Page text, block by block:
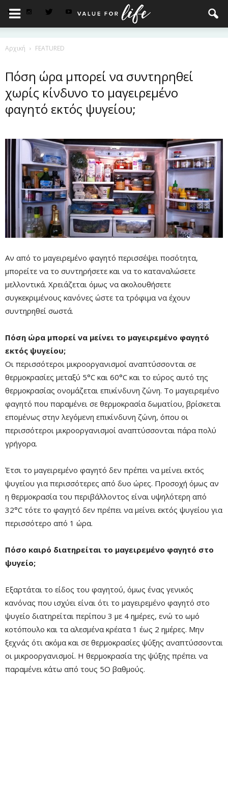
Αρχική FEATURED
Πόση ώρα μπορεί να συντηρηθεί
χωρίς κίνδυνο το μαγειρεμένο
φαγητό εκτός ψυγείου;
Αν από το μαγειρεμένο φαγητό περισσέψει ποσότητα,
μπορείτε να το συντηρήσετε και να το καταναλώσετε
μελλοντικά. Χρειάζεται όμως να ακολουθήσετε
συγκεκριμένους κανόνες ώστε τα τρόφιμα να έχουν
συντηρηθεί σωστά.
Πόση ώρα μπορεί να μείνει το μαγειρεμένο φαγητό
εκτός ψυγείου;
Remaining
Time
-0:00
Mute
Οι περισσότεροι μικροοργανισμοί αναπτύσσονται σε
θερμοκρασίες μεταξύ 5°C και 60°C και το εύρος αυτό της
θερμοκρασίας ονομάζεται επικίνδυνη ζώνη. Το μαγειρεμένο
φαγητό που παραμένει σε θερμοκρασία δωματίου, βρίσκεται
επομένως στην λεγόμενη επικίνδυνη ζώνη, όπου οι
περισσότεροι μικροοργανισμοί αναπτύσσονται πάρα πολύ
γρήγορα.
Έτσι το μαγειρεμένο φαγητό δεν πρέπει να μείνει εκτός
ψυγείου για περισσότερες από δυο ώρες. Προσοχή όμως αν
η θερμοκρασία του περιβάλλοντος είναι υψηλότερη από
32°C τότε το φαγητό δεν πρέπει να μείνει εκτός ψυγείου για
περισσότερο από 1 ώρα.
Πόσο καιρό διατηρείται το μαγειρεμένο φαγητό στο
ψυγείο;
Εξαρτάται το είδος του φαγητού, όμως ένας γενικός
κανόνας που ισχύει είναι ότι το μαγειρεμένο φαγητό στο
ψυγείο διατηρείται περίπου 3 με 4 ημέρες, ενώ το ωμό
κοτόπουλο και τα αλεσμένα κρέατα 1 έως 2 ημέρες. Μην
ξεχνάς ότι ακόμα και σε θερμοκρασίες ψύξης αναπτύσσονται
οι μικροοργανισμοί. Η θερμοκρασία της ψύξης πρέπει να
παραμένει κάτω από τους 5O βαθμούς.